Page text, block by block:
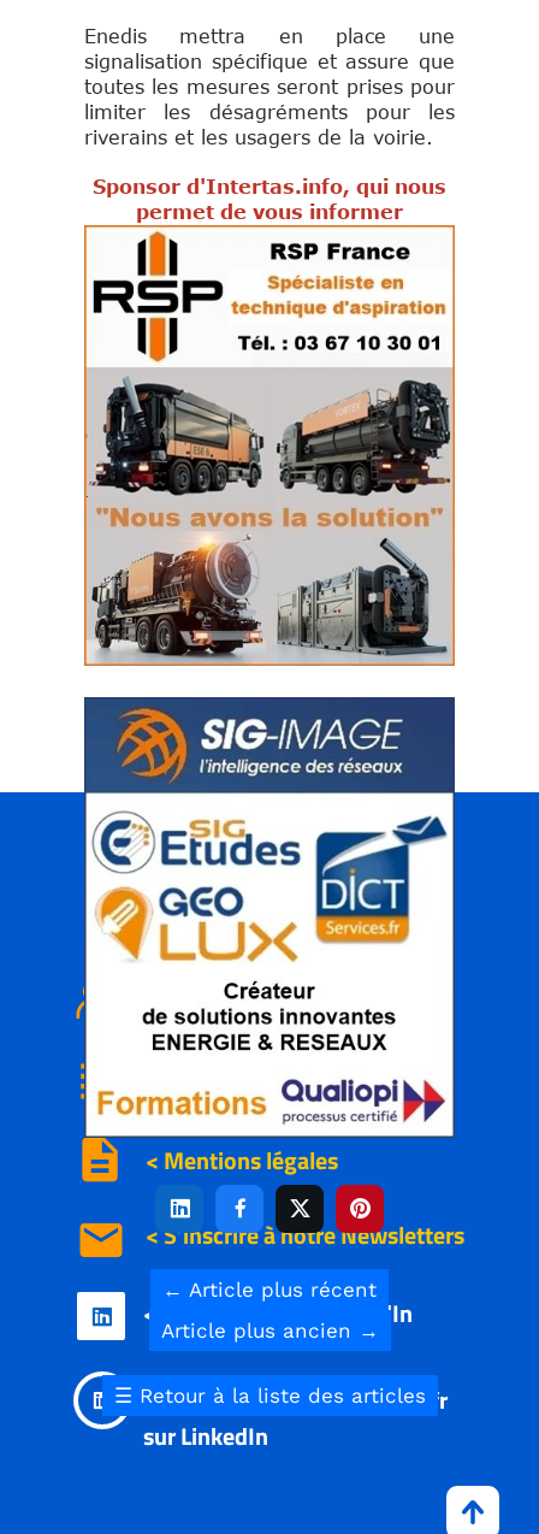
description
subject
email
INTERTAS
contacter
< Nous suivre sur LinkedIn
< Qui sommes nous
< S’inscrire à notreNewsletters
< Mentions légales
Portail des réseaux aériens & souterrains
< Partager le site INTERTAS.fr
sur LinkedIn


Enedis mettra en place une
signalisation spécifique et assure que
toutes les mesures seront prises pour
limiter les désagréments pour les
riverains et les usagers de la voirie.
Sponsor d'Intertas.info, qui nous
permet de vous informer
   
← Article plus récent
Article plus ancien →
☰ Retour à la liste des articles